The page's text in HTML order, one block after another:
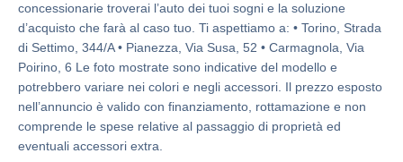
concessionarie troverai l’auto dei tuoi sogni e la soluzione
d’acquisto che farà al caso tuo. Ti aspettiamo a: • Torino, Strada
di Settimo, 344/A • Pianezza, Via Susa, 52 • Carmagnola, Via
Poirino, 6 Le foto mostrate sono indicative del modello e
potrebbero variare nei colori e negli accessori. Il prezzo esposto
nell’annuncio è valido con finanziamento, rottamazione e non
comprende le spese relative al passaggio di proprietà ed
eventuali accessori extra.